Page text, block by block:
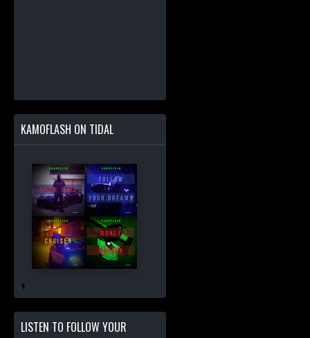
KAMOFLASH ON TIDAL
LISTEN TO FOLLOW YOUR